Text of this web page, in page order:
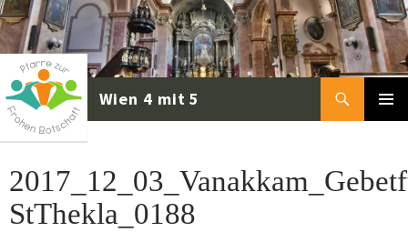
Zum
Inhalt
springen
Suchen
StThekla_0188